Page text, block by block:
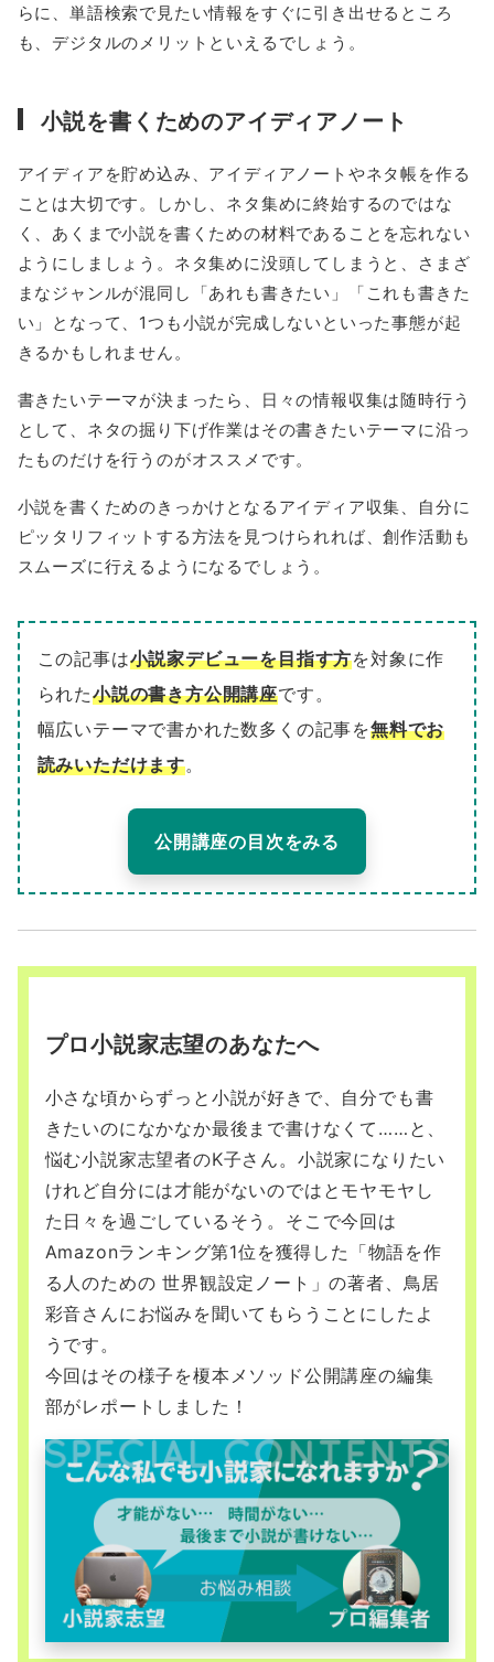
らに、単語検索で見たい情報をすぐに引き出せるところ
も、デジタルのメリットといえるでしょう。
小説を書くためのアイディアノート
アイディアを貯め込み、アイディアノートやネタ帳を作る
ことは大切です。しかし、ネタ集めに終始するのではな
く、あくまで小説を書くための材料であることを忘れない
ようにしましょう。ネタ集めに没頭してしまうと、さまざ
まなジャンルが混同し「あれも書きたい」「これも書きた
い」となって、1つも小説が完成しないといった事態が起
きるかもしれません。
書きたいテーマが決まったら、日々の情報収集は随時行う
として、ネタの掘り下げ作業はその書きたいテーマに沿っ
たものだけを行うのがオススメです。
小説を書くためのきっかけとなるアイディア収集、自分に
ピッタリフィットする方法を見つけられれば、創作活動も
スムーズに行えるようになるでしょう。
この記事は小説家デビューを目指す方を対象に作
られた小説の書き方公開講座です。
幅広いテーマで書かれた数多くの記事を無料でお
読みいただけます。
公開講座の目次をみる
プロ小説家志望のあなたへ
小さな頃からずっと小説が好きで、自分でも書
きたいのになかなか最後まで書けなくて……と、
悩む小説家志望者のK子さん。小説家になりたい
けれど自分には才能がないのではとモヤモヤし
た日々を過ごしているそう。そこで今回は
Amazonランキング第1位を獲得した「物語を作
る人のための 世界観設定ノート」の著者、鳥居
彩音さんにお悩みを聞いてもらうことにしたよ
うです。
今回はその様子を榎本メソッド公開講座の編集
部がレポートしました！